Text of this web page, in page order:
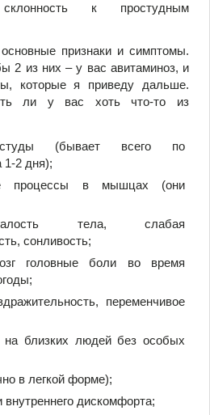
к простудным
признаки и симптомы.
2 из них – у вас авитаминоз, и
которые я приведу дальше.
ли у вас хоть что-то из
(бывает всего по
1-2 дня);
процессы в мышцах (они
тела, слабая
сонливость;
головные боли во время
переменчивое
близких людей без особых
в легкой форме);
внутреннего дискомфорта;